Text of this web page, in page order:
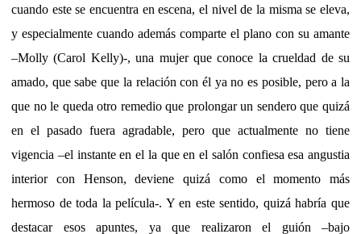
cuando este se encuentra en escena, el nivel de la misma se eleva,
y especialmente cuando además comparte el plano con su amante
–Molly (Carol Kelly)-, una mujer que conoce la crueldad de su
amado, que sabe que la relación con él ya no es posible, pero a la
que no le queda otro remedio que prolongar un sendero que quizá
en el pasado fuera agradable, pero que actualmente no tiene
vigencia –el instante en el la que en el salón confiesa esa angustia
interior con Henson, deviene quizá como el momento más
hermoso de toda la película-. Y en este sentido, quizá habría que
destacar esos apuntes, ya que realizaron el guión –bajo